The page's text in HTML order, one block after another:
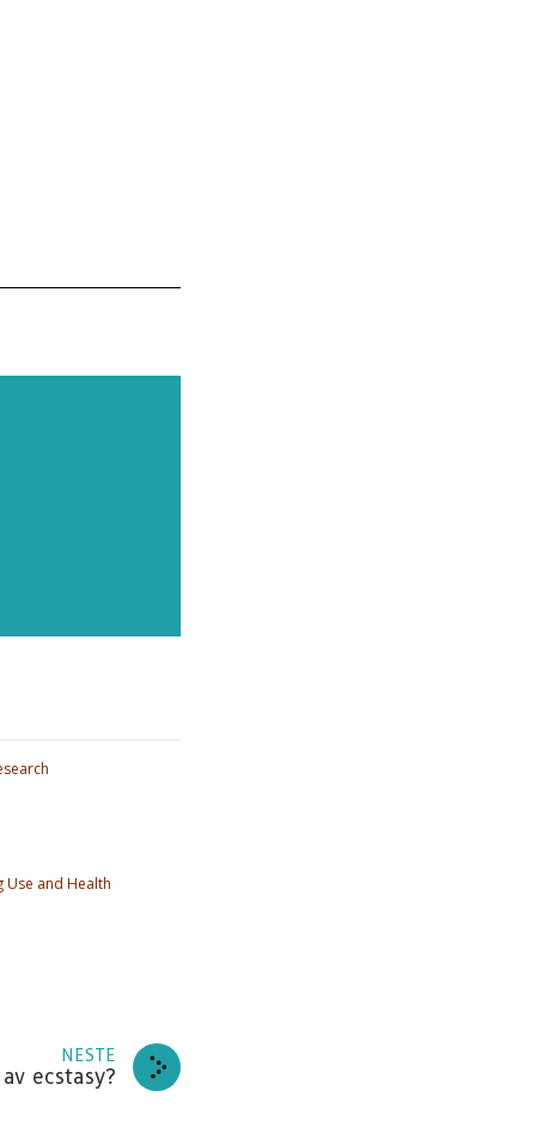
Use and Health
NESTE
ecstasy?